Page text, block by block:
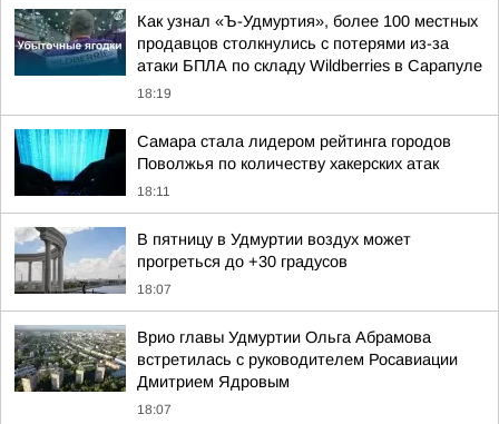
Как узнал «Ъ-Удмуртия», более 100 местных
продавцов столкнулись с потерями из-за
атаки БПЛА по складу Wildberries в Сарапуле
18:19
Самара стала лидером рейтинга городов
Поволжья по количеству хакерских атак
18:11
В пятницу в Удмуртии воздух может
прогреться до +30 градусов
18:07
Врио главы Удмуртии Ольга Абрамова
встретилась с руководителем Росавиации
Дмитрием Ядровым
18:07